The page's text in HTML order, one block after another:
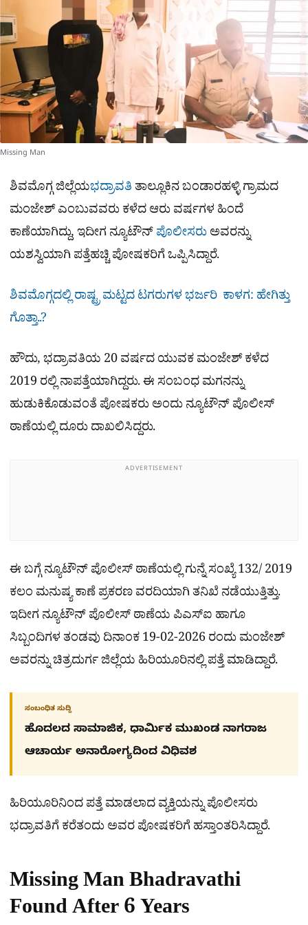
Missing Man
ಶಿವಮೊಗ್ಗ ಜಿಲ್ಲೆಯಭದ್ರಾವತಿ ತಾಲ್ಲೂಕಿನ ಬಂಡಾರಹಳ್ಳಿ ಗ್ರಾಮದ
ಮಂಜೇಶ್ ಎಂಬುವವರು ಕಳೆದ ಆರು ವರ್ಷಗಳ ಹಿಂದೆ
ಕಾಣೆಯಾಗಿದ್ದು, ಇದೀಗ ನ್ಯೂಟೌನ್ಪೊಲೀಸರು ಅವರನ್ನು
ಯಶಸ್ವಿಯಾಗಿ ಪತ್ತೆಹಚ್ಚಿ ಪೋಷಕರಿಗೆ ಒಪ್ಪಿಸಿದ್ದಾರೆ.
ಶಿವಮೊಗ್ಗದಲ್ಲಿ ರಾಷ್ಟ್ರ ಮಟ್ಟದ ಟಗರುಗಳ ಭರ್ಜರಿ ಕಾಳಗ: ಹೇಗಿತ್ತು
ಗೊತ್ತಾ..?
ಹೌದು, ಭದ್ರಾವತಿಯ 20 ವರ್ಷದ ಯುವಕ ಮಂಜೇಶ್ ಕಳೆದ
2019 ರಲ್ಲಿ ನಾಪತ್ತೆಯಾಗಿದ್ದರು. ಈ ಸಂಬಂಧ ಮಗನನ್ನು
ಹುಡುಕಿಕೊಡುವಂತೆ ಪೋಷಕರು ಅಂದು ನ್ಯೂಟೌನ್ ಪೊಲೀಸ್
ಠಾಣೆಯಲ್ಲಿ ದೂರು ದಾಖಲಿಸಿದ್ದರು.
ADVERTISEMENT
ಈ ಬಗ್ಗೆ ನ್ಯೂಟೌನ್ ಪೊಲೀಸ್ ಠಾಣೆಯಲ್ಲಿ ಗುನ್ನೆ ಸಂಖ್ಯೆ 132/ 2019
ಕಲಂ ಮನುಷ್ಯ ಕಾಣೆ ಪ್ರಕರಣ ವರದಿಯಾಗಿ ತನಿಖೆ ನಡೆಯುತ್ತಿತ್ತು.
ಇದೀಗ ನ್ಯೂಟೌನ್ ಪೊಲೀಸ್ ಠಾಣೆಯ ಪಿಎಸ್ಐ ಹಾಗೂ
ಸಿಬ್ಬಂದಿಗಳ ತಂಡವು ದಿನಾಂಕ 19-02-2026 ರಂದು ಮಂಜೇಶ್
ಅವರನ್ನು ಚಿತ್ರದುರ್ಗ ಜಿಲ್ಲೆಯ ಹಿರಿಯೂರಿನಲ್ಲಿ ಪತ್ತೆ ಮಾಡಿದ್ದಾರೆ.
ಸಂಬಂಧಿತ ಸುದ್ದಿ
ಹೊದಲದ ಸಾಮಾಜಿಕ, ಧಾರ್ಮಿಕ ಮುಖಂಡ ನಾಗರಾಜ
ಆಚಾರ್ಯ ಅನಾರೋಗ್ಯದಿಂದ ವಿಧಿವಶ
ಹಿರಿಯೂರಿನಿಂದ ಪತ್ತೆ ಮಾಡಲಾದ ವ್ಯಕ್ತಿಯನ್ನು ಪೊಲೀಸರು
ಭದ್ರಾವತಿಗೆ ಕರೆತಂದು ಅವರ ಪೋಷಕರಿಗೆ ಹಸ್ತಾಂತರಿಸಿದ್ದಾರೆ.
Missing Man Bhadravathi
Found After 6 Years